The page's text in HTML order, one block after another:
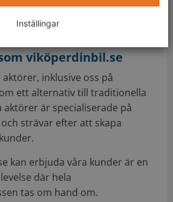
viköperdinbil.se
inklusive oss på
ett alternativ till traditionella
aktörer är specialiserade på
strävar efter att skapa
kan erbjuda våra kunder är en
där hela
tas om hand om.
Inställingar